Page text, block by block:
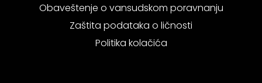
Obaveštenje o vansudskom poravnanju
Zaštita podataka o ličnosti
Politika kolačića